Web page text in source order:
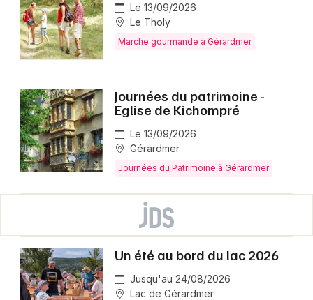
Le 13/09/2026
Le Tholy
Marche gourmande à Gérardmer
Journées du patrimoine -
Eglise de Kichompré
Le 13/09/2026
Gérardmer
Journées du Patrimoine à Gérardmer
Un été au bord du lac 2026
Jusqu'au 24/08/2026
Lac de Gérardmer